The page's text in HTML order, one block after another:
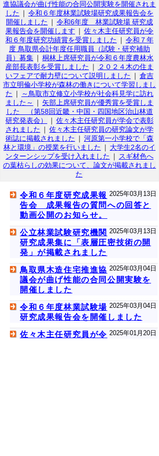
進協議会が曲げ性能の合同公開実験を開催されま
した ｜ 令和６年度林業試験場研究成果報告会を
開催しました ｜ 令和6年度 林業試験場 研究成
果報告会を開催します ｜ 佐々木主任研究員が令
和６年度研究功績賞を受賞しました ｜ 令和７年
度 鳥取県会計年度任用職員（試験・研究補助
員）募集 ｜ 桐林上席研究員が令和６年度農林水
産部長表彰を受賞しました ｜
２０２４木の住ま
いフェアで耐力壁について説明しました ｜ 倉吉
市立明倫小学校が森林の働きについて学習しまし
た ｜
～鳥取市立修立小学校が社会科見学に訪れ
ました～
｜ 矢部上席研究員が優秀賞を受賞しま
した （第58回近畿・中国・四国地区治山林道
研究発表会）
｜ 佐々木主任研究員が学会で表彰
されました ｜ 佐々木主任研究員の研究論文が学
術誌に掲載されました ｜ 河原第一小学校で「森
林と環境」の授業を行いました ｜ 大学生2名のイ
ンターンシップを受け入れました ｜
スギ材色へ
の葉枯らしの効果について、論文が掲載されまし
た
2025年03月13日
令和６年度研究成果報
告会 成果報告の質問への回答と
動画公開のお知らせ。
2025年03月13日
公立林業試験研究機関
研究成果集に「表層圧密技術の開
発」が掲載されました
2025年03月04日
鳥取県木造住宅推進協
議会が曲げ性能の合同公開実験を
開催しました
2025年03月04日
令和６年度林業試験場
研究成果報告会を開催しました
2025年01月20日
佐々木主任研究員が令